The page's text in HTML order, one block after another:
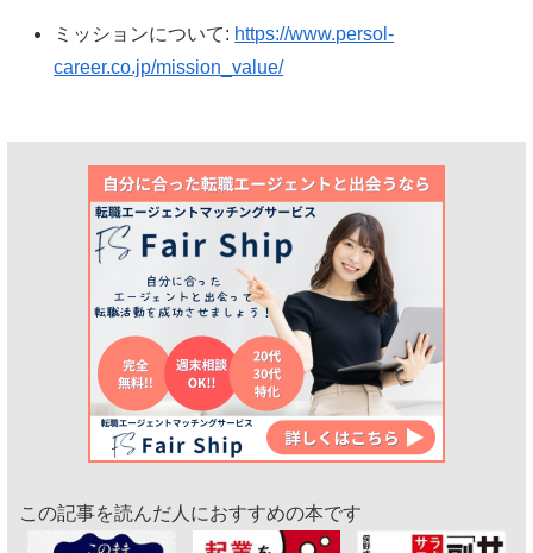
ミッションについて: https://www.persol-
career.co.jp/mission_value/
この記事を読んだ人におすすめの本です